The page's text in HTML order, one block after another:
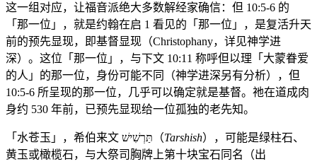
这一组对应，让福音派绝大多数解经家确信：但 10:5-6 的
「那一位」，就是约翰在启 1 看见的「那一位」，是复活升天
前的预先显现，即基督显现（Christophany，详见神学进
深）。这位「那一位」，与下文 10:11 称呼但以理「大蒙眷爱
的人」的那一位，身份可能不同（神学进深另有分析），但
10:5-6 所呈现的那一位，几乎可以确定就是基督。祂在道成肉
身约 530 年前，已预先显现给一位孤独的老先知。
「水苍玉」，希伯来文 תַּרְשִׁישׁ（Tarshish），可能是绿柱石、
黄玉或橄榄石，与大祭司胸牌上第十块宝石同名（出